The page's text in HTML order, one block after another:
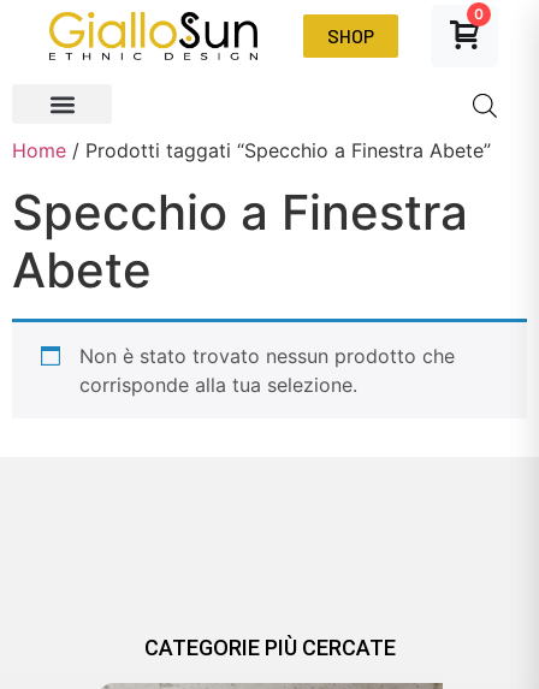
SHOP
0
Home / Prodotti taggati “Specchio a Finestra Abete”
Specchio a Finestra
Abete
Non è stato trovato nessun prodotto che
corrisponde alla tua selezione.
CATEGORIE PIÙ CERCATE